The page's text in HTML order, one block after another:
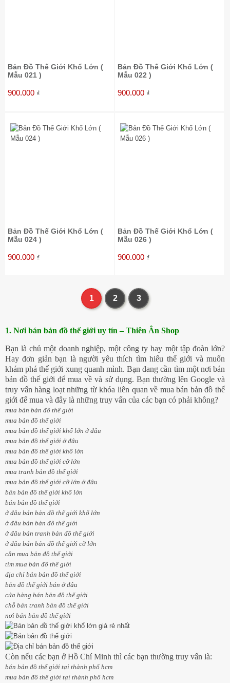
Bản Đồ Thế Giới Khổ Lớn (
Mẫu 021 )
900.000 ₫
Bản Đồ Thế Giới Khổ Lớn (
Mẫu 022 )
900.000 ₫
Bản Đồ Thế Giới Khổ Lớn (
Mẫu 024 )
900.000 ₫
Bản Đồ Thế Giới Khổ Lớn (
Mẫu 026 )
900.000 ₫
1 2 3
1. Nơi bán bản đồ thế giới uy tín – Thiên Ân Shop
Bạn là chủ một doanh nghiệp, một công ty hay một tập đoàn lớn?
Hay đơn giản bạn là người yêu thích tìm hiểu thế giới và muốn
khám phá thế giới xung quanh mình. Bạn đang cần tìm một nơi bán
bản đồ thế giới để mua về và sử dụng. Bạn thường lên Google và
truy vấn hàng loạt những từ khóa liên quan về mua bán bản đồ thế
giới để mua và đây là những truy vấn của các bạn có phải không?
mua bán bản đồ thế giới
mua bản đồ thế giới
mua bản đồ thế giới khổ lớn ở đâu
mua bản đồ thế giới ở đâu
mua bản đồ thế giới khổ lớn
mua bản đồ thế giới cỡ lớn
mua tranh bản đồ thế giới
mua bản đồ thế giới cỡ lớn ở đâu
bán bản đồ thế giới khổ lớn
bán bản đồ thế giới
ở đâu bán bản đồ thế giới khổ lớn
ở đâu bán bản đồ thế giới
ở đâu bán tranh bản đồ thế giới
ở đâu bán bản đồ thế giới cỡ lớn
cần mua bản đồ thế giới
tìm mua bản đồ thế giới
địa chỉ bán bản đồ thế giới
bản đồ thế giới bán ở đâu
cửa hàng bán bản đồ thế giới
chỗ bán tranh bản đồ thế giới
nơi bán bản đồ thế giới
Còn nếu các bạn ở Hồ Chí Minh thì các bạn thường truy vấn là:
bán bản đồ thế giới tại thành phố hcm
mua bản đồ thế giới tại thành phố hcm